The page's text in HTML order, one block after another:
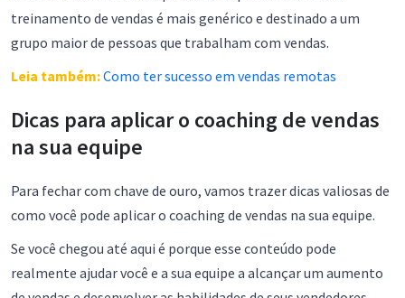
treinamento de vendas é mais genérico e destinado a um
grupo maior de pessoas que trabalham com vendas.
Leia também:Como ter sucesso em vendas remotas
Dicas para aplicar o coaching de vendas
na sua equipe
Para fechar com chave de ouro, vamos trazer dicas valiosas de
como você pode aplicar o coaching de vendas na sua equipe.
Se você chegou até aqui é porque esse conteúdo pode
realmente ajudar você e a sua equipe a alcançar um aumento